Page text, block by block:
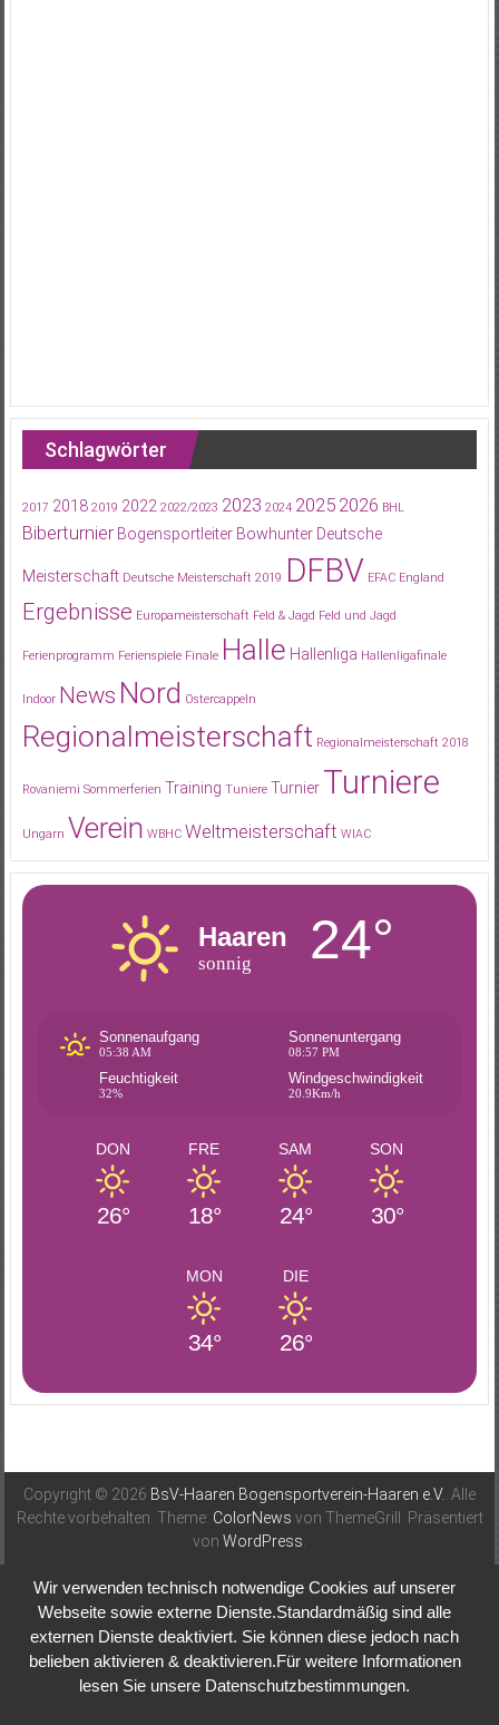
Schlagwörter
2017 2018 2019 2022 2022/2023 2023 2024 2025 2026 BHL
Biberturnier Bogensportleiter Bowhunter Deutsche
Meisterschaft Deutsche Meisterschaft 2019 DFBV EFAC England
Ergebnisse Europameisterschaft Feld & Jagd Feld und Jagd
Ferienprogramm Ferienspiele Finale Halle Hallenliga Hallenligafinale
Indoor News Nord Ostercappeln
Regionalmeisterschaft Regionalmeisterschaft 2018
Rovaniemi Sommerferien Training Tuniere Turnier Turniere
Ungarn Verein WBHC Weltmeisterschaft WIAC
Haaren
sonnig 24°
Sonnenaufgang
05:38 AM
Sonnenuntergang
08:57 PM
Feuchtigkeit
32%
Windgeschwindigkeit
20.9Km/h
DON
26°
FRE
18°
SAM
24°
SON
30°
MON
34°
DIE
26°
Copyright © 2026 BsV-Haaren Bogensportverein-Haaren e.V. . Alle
Rechte vorbehalten. Theme: ColorNews von ThemeGrill. Präsentiert
von WordPress
Wir verwenden technisch notwendige Cookies auf unserer
Webseite sowie externe Dienste.Standardmäßig sind alle
externen Dienste deaktiviert. Sie können diese jedoch nach
belieben aktivieren & deaktivieren.Für weitere Informationen
lesen Sie unsere Datenschutzbestimmungen.